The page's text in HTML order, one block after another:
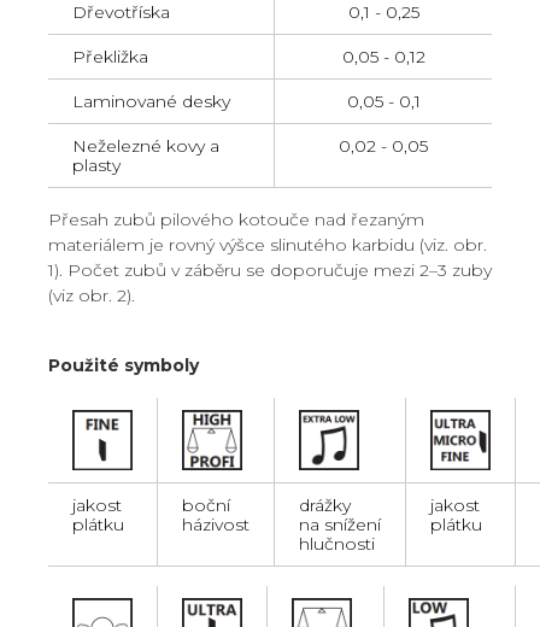
Dřevotříska 0,1 - 0,25
Překližka 0,05 - 0,12
Laminované desky 0,05 - 0,1
Neželezné kovy a
plasty
0,02 - 0,05
Přesah zubů pilového kotouče nad řezaným
materiálem je rovný výšce slinutého karbidu (viz. obr.
1). Počet zubů v záběru se doporučuje mezi 2–3 zuby
(viz obr. 2).
Použité symboly
jakost
plátku
boční
házivost
drážky
na snížení
hlučnosti
jakost
plátku